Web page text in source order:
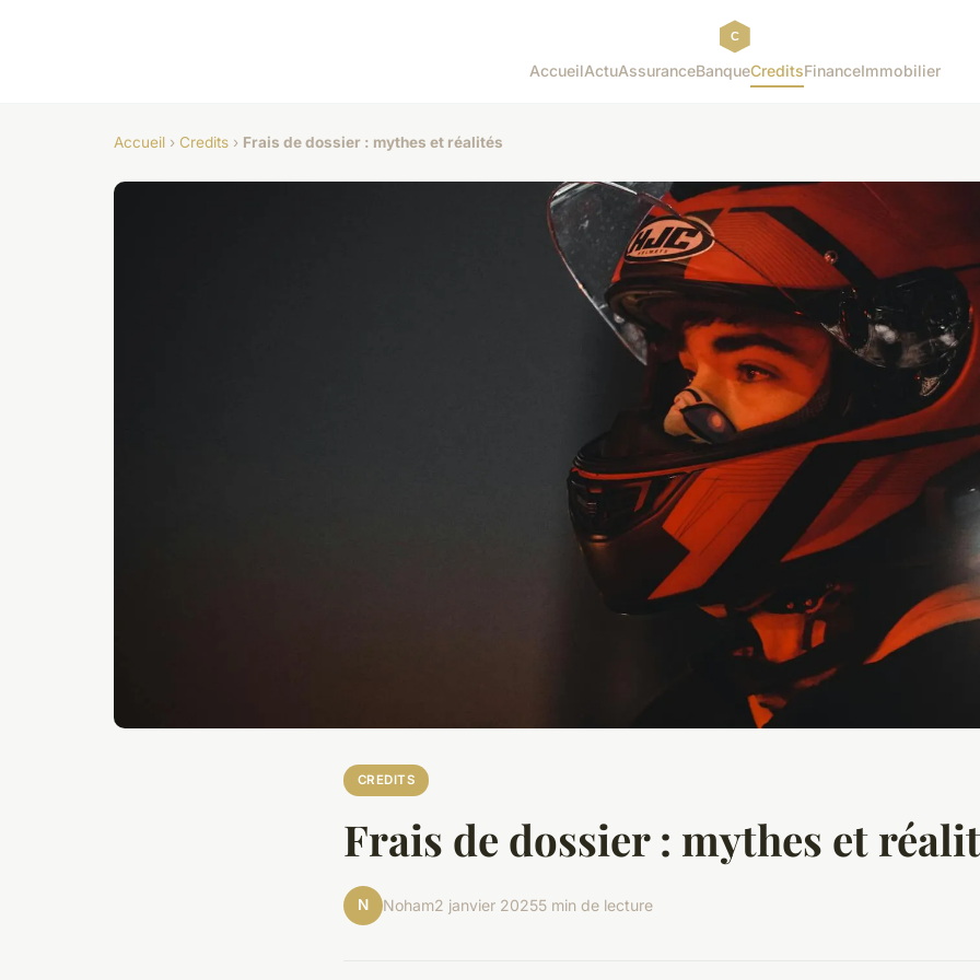
AccueilActuAssuranceBanqueCreditsFinanceImmobilier
Accueil › Credits › Frais de dossier : mythes et réalités
CREDITS
Frais de dossier : mythes et
N Noham2 janvier 20255 min de lecture